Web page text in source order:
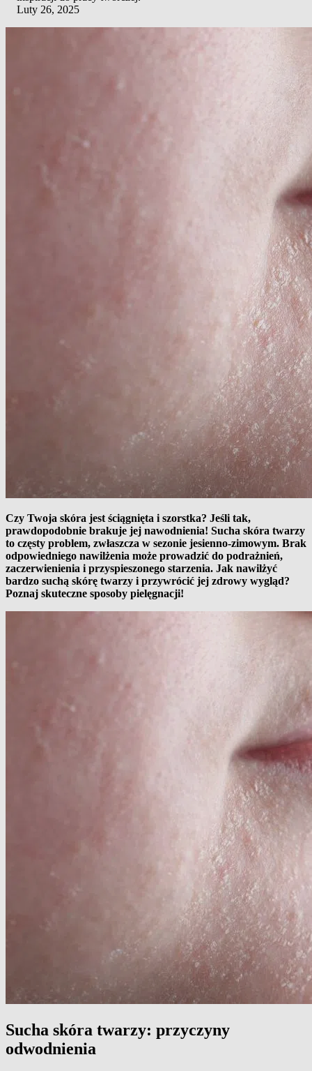
Luty 26, 2025
Czy Twoja skóra jest ściągnięta i szorstka? Jeśli tak,
prawdopodobnie brakuje jej nawodnienia! Sucha skóra twarzy
to częsty problem, zwłaszcza w sezonie jesienno-zimowym. Brak
odpowiedniego nawilżenia może prowadzić do podrażnień,
zaczerwienienia i przyspieszonego starzenia. Jak nawilżyć
bardzo suchą skórę twarzy i przywrócić jej zdrowy wygląd?
Poznaj skuteczne sposoby pielęgnacji!
Sucha skóra twarzy: przyczyny
odwodnienia